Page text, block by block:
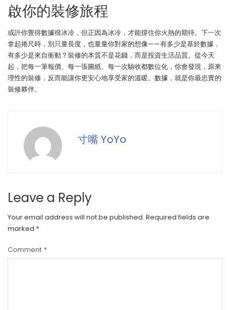
啟你的裝修旅程
或許你覺得數據很冰冷，但正因為冰冷，才能撐住你火熱的期待。下一次
拿起捲尺時，別只量長度，也量量你對家的想像——有多少是基於數據，
有多少是來自衝動？裝修的本質不是花錢，而是投資生活品質。從今天
起，把每一筆報價、每一張圖紙、每一次驗收都數位化，你會發現，原來
理性的裝修，反而能讓你更安心地享受家的溫暖。數據，就是你最忠實的
裝修夥伴。
寸嘴 YoYo
Leave a Reply
Your email address will not be published. Required fields are
marked *
Comment *